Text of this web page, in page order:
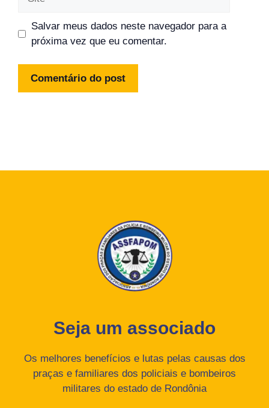
Salvar meus dados neste navegador para a
próxima vez que eu comentar.
Seja um associado
Os melhores benefícios e lutas pelas causas dos
praças e familiares dos policiais e bombeiros
militares do estado de Rondônia